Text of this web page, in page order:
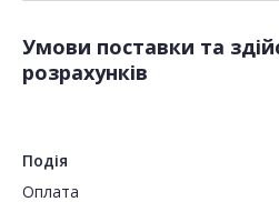
Умови поставки та
розрахунків
Подія
Оплата